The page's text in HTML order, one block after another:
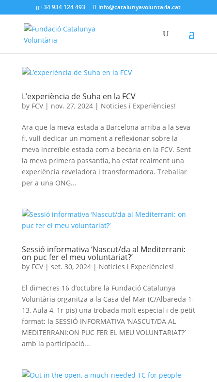
+34 934 124 493 info@catalunyavoluntaria.cat
L’experiència de Suha en la FCV
by FCV| nov. 27, 2024| Noticies i Experiències!
Ara que la meva estada a Barcelona arriba a la seva
fi, vull dedicar un moment a reflexionar sobre la
meva increïble estada com a becària en la FCV. Sent
la meva primera passantia, ha estat realment una
experiència reveladora i transformadora. Treballar
per a una ONG...
Sessió informativa ‘Nascut/da al Mediterrani:
on puc fer el meu voluntariat?’
by FCV| set. 30, 2024| Noticies i Experiències!
El dimecres 16 d’octubre la Fundació Catalunya
Voluntària organitza a la Casa del Mar (C/Albareda 1-
13, Aula 4, 1r pis) una trobada molt especial i de petit
format: la SESSIÓ INFORMATIVA ‘NASCUT/DA AL
MEDITERRANI:ON PUC FER EL MEU VOLUNTARIAT?’
amb la participació...